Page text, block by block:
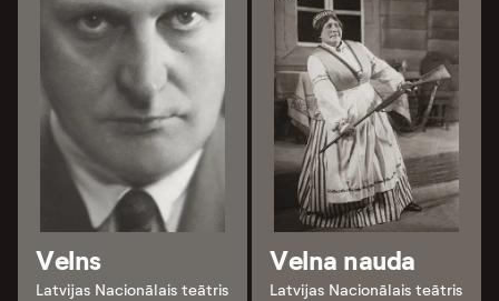
Velns
Latvijas Nacionālais teātris
Velna nauda
Latvijas Nacionālais teātris